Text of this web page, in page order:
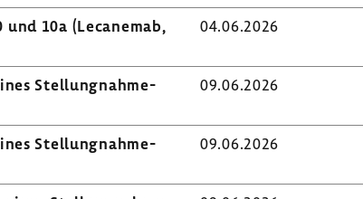
10a (Leca­nemab,
04.06.2026
Stel­lung­nah­me­
09.06.2026
Stel­lung­nah­me­
09.06.2026